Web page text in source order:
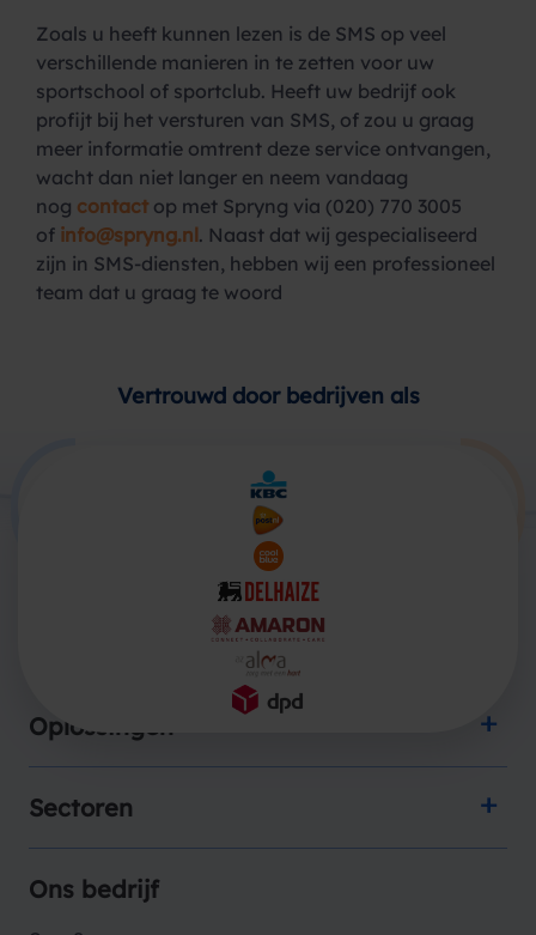
Zoals u heeft kunnen lezen is de SMS op veel
verschillende manieren in te zetten voor uw
sportschool of sportclub. Heeft uw bedrijf ook
profijt bij het versturen van SMS, of zou u graag
meer informatie omtrent deze service ontvangen,
wacht dan niet langer en neem vandaag
nog contact op met Spryng via (020) 770 3005
of info@spryng.nl . Naast dat wij gespecialiseerd
zijn in SMS-diensten, hebben wij een professioneel
team dat u graag te woord
Vertrouwd door bedrijven als
Oplossingen
Sectoren
Ons bedrijf